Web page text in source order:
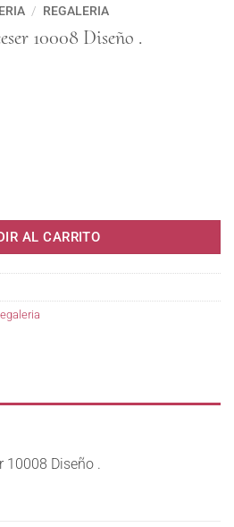
/ REGALERIA
10008 Diseño .
AL CARRITO
10008 Diseño .